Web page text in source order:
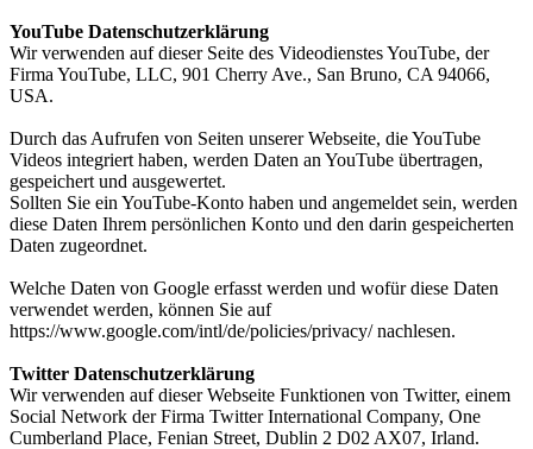
YouTube Datenschutzerklärung
Wir verwenden auf dieser Seite des Videodienstes YouTube, der
Firma YouTube, LLC, 901 Cherry Ave., San Bruno, CA 94066,
USA.
Durch das Aufrufen von Seiten unserer Webseite, die YouTube
Videos integriert haben, werden Daten an YouTube übertragen,
gespeichert und ausgewertet.
Sollten Sie ein YouTube-Konto haben und angemeldet sein, werden
diese Daten Ihrem persönlichen Konto und den darin gespeicherten
Daten zugeordnet.
Welche Daten von Google erfasst werden und wofür diese Daten
verwendet werden, können Sie auf
https://www.google.com/intl/de/policies/privacy/ nachlesen.
Twitter Datenschutzerklärung
Wir verwenden auf dieser Webseite Funktionen von Twitter, einem
Social Network der Firma Twitter International Company, One
Cumberland Place, Fenian Street, Dublin 2 D02 AX07, Irland.